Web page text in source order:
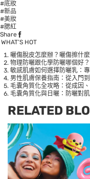
#底妝
#新品
#美妝
#腮紅
Share
WHAT’S HOT
曬傷脫皮怎麼辦？曬傷擦什
物理防曬跟化學防曬哪個好
敏感肌膚如何選擇防曬乳：
男性肌膚保養指南：從入門
毛囊角質化全攻略：從成因
毛囊角質化與日曬：防曬對
RELATED